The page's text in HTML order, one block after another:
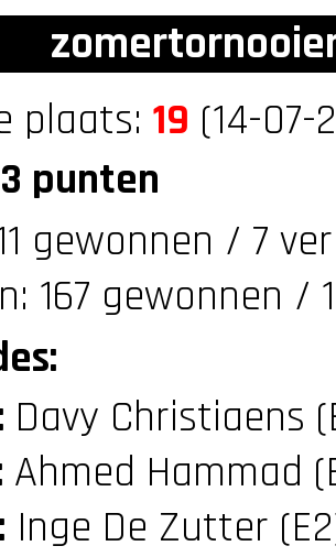
plaats: 19 (14-07-
punten
gewonnen / 7
167 gewonnen /
Davy Christiaens
Ahmed Hammad
Inge De Zutter